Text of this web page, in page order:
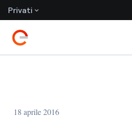
Privati
18 aprile 2016